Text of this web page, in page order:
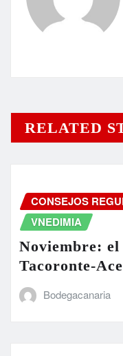
RELATED
CONSEJOS
VNEDIMIA
Noviembre:
Tacoronte-
Bodegacanaria